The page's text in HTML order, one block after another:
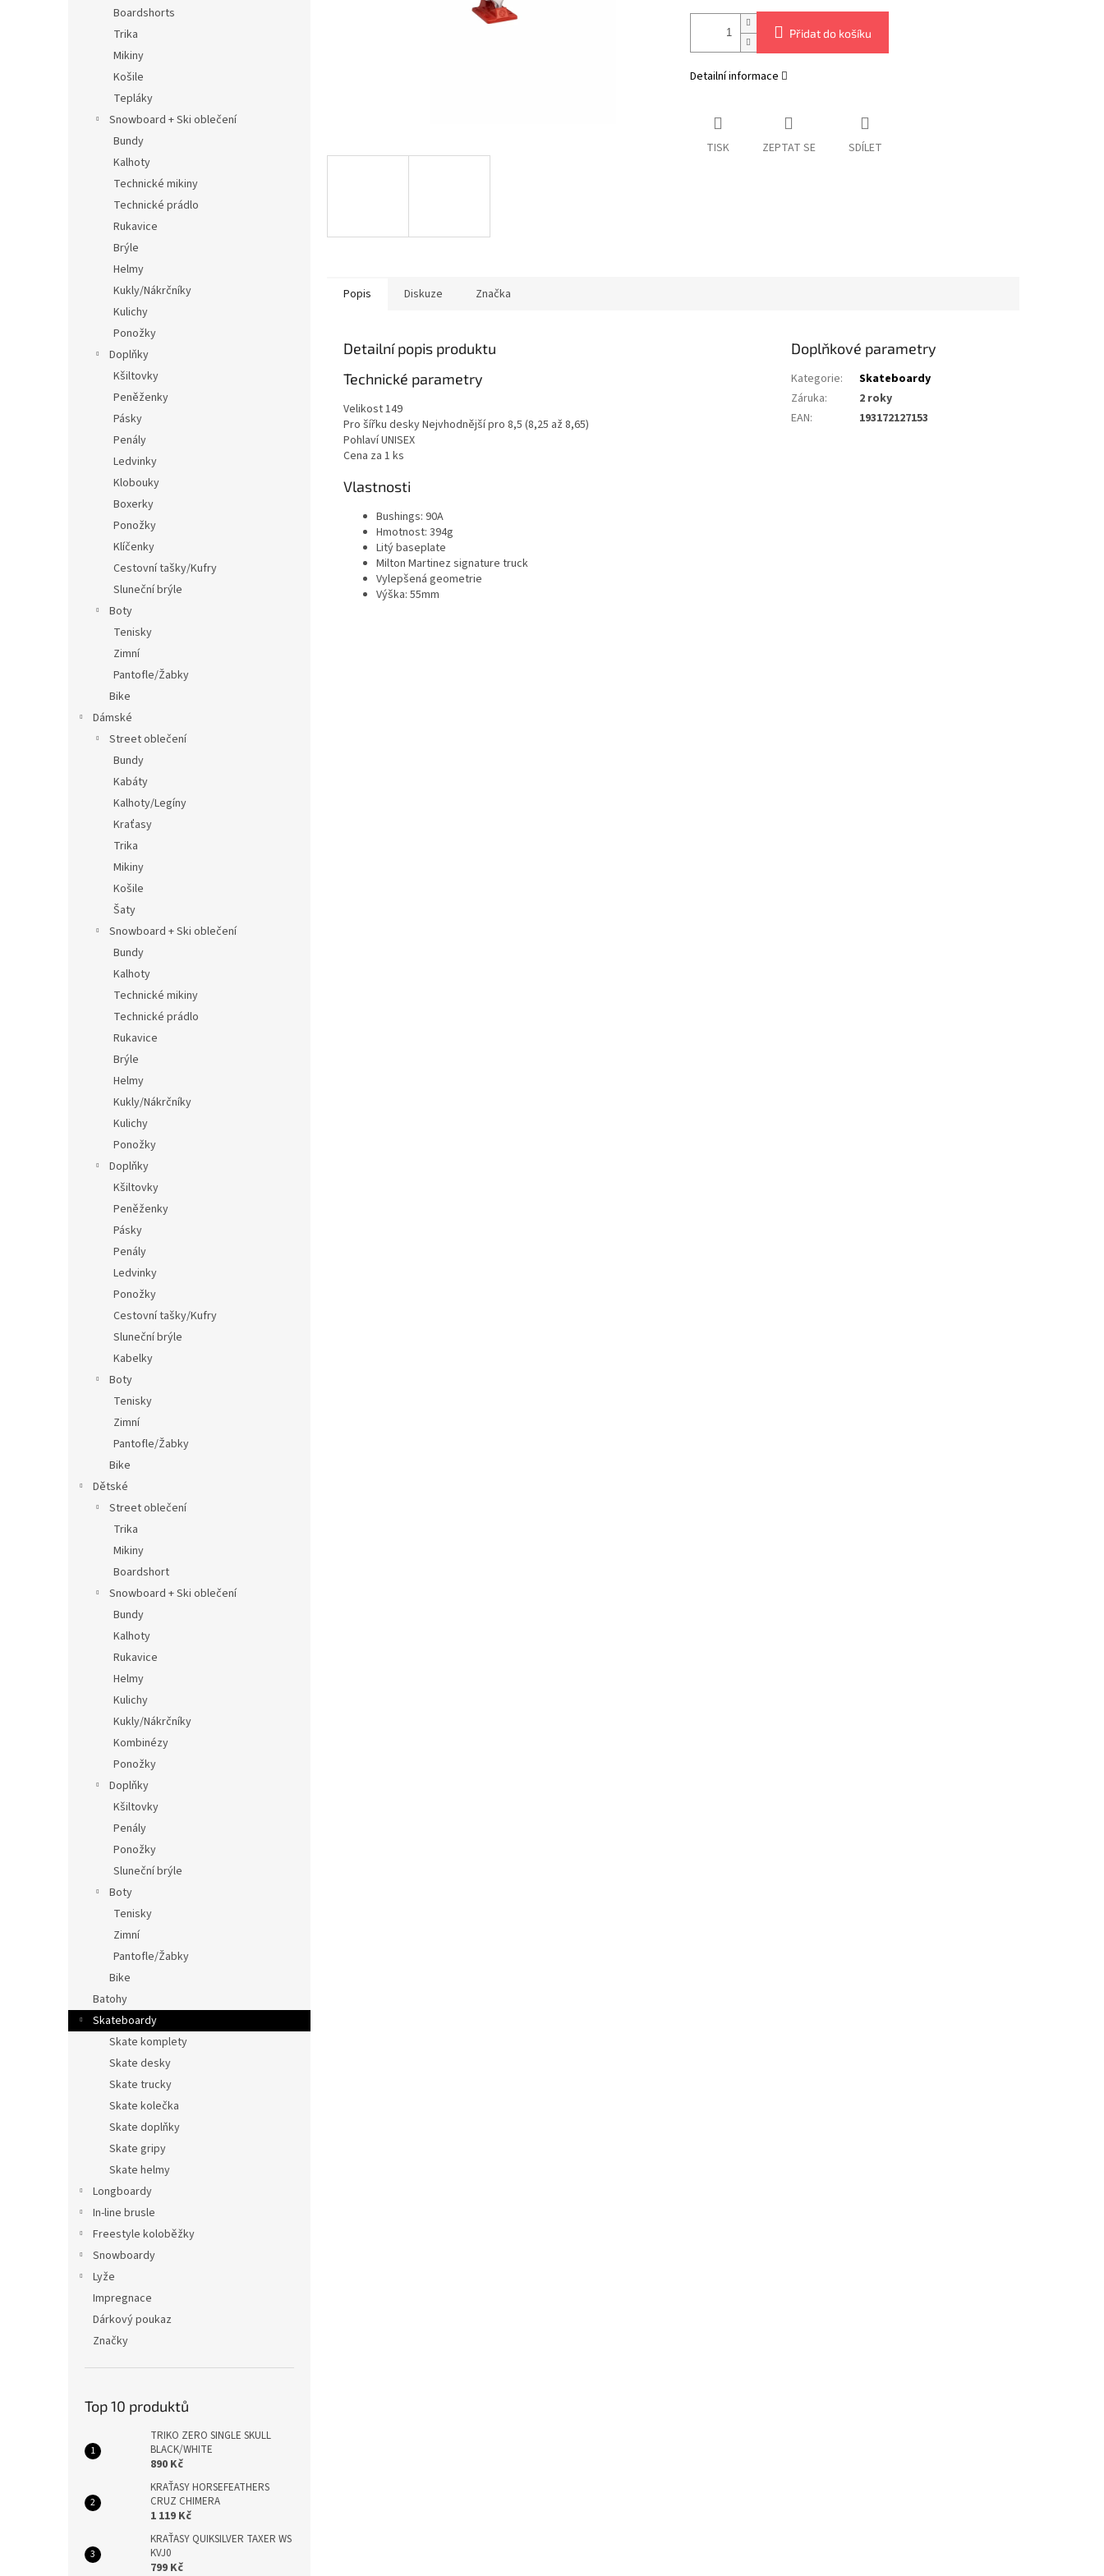
Boardshorts
Trika
Mikiny
Košile
Tepláky
Snowboard + Ski oblečení
Bundy
Kalhoty
Technické mikiny
Technické prádlo
Rukavice
Brýle
Helmy
Kukly/Nákrčníky
Kulichy
Ponožky
Doplňky
Kšiltovky
Peněženky
Pásky
Penály
Ledvinky
Klobouky
Boxerky
Ponožky
Klíčenky
Cestovní tašky/Kufry
Sluneční brýle
Boty
Tenisky
Zimní
Pantofle/Žabky
Bike
Dámské
Street oblečení
Bundy
Kabáty
Kalhoty/Legíny
Kraťasy
Trika
Mikiny
Košile
Šaty
Snowboard + Ski oblečení
Bundy
Kalhoty
Technické mikiny
Technické prádlo
Rukavice
Brýle
Helmy
Kukly/Nákrčníky
Kulichy
Ponožky
Doplňky
Kšiltovky
Peněženky
Pásky
Penály
Ledvinky
Ponožky
Cestovní tašky/Kufry
Sluneční brýle
Kabelky
Boty
Tenisky
Zimní
Pantofle/Žabky
Bike
Dětské
Street oblečení
Trika
Mikiny
Boardshort
Snowboard + Ski oblečení
Bundy
Kalhoty
Rukavice
Helmy
Kulichy
Kukly/Nákrčníky
Kombinézy
Ponožky
Doplňky
Kšiltovky
Penály
Ponožky
Sluneční brýle
Boty
Tenisky
Zimní
Pantofle/Žabky
Bike
Batohy
Skateboardy
Skate komplety
Skate desky
Skate trucky
Skate kolečka
Skate doplňky
Skate gripy
Skate helmy
Longboardy
In-line brusle
Freestyle koloběžky
Snowboardy
Lyže
Impregnace
Dárkový poukaz
Značky
Top 10 produktů
TRIKO ZERO SINGLE SKULL
BLACK/WHITE
890 Kč
KRAŤASY HORSEFEATHERS
CRUZ CHIMERA
1 119 Kč
KRAŤASY QUIKSILVER TAXER WS
KVJ0
799 Kč
Přidat do košíku
Detailní informace
TISK ZEPTAT SE SDÍLET
Popis Diskuze Značka
Detailní popis produktu
Technické parametry
Velikost 149
Pro šířku desky Nejvhodnější pro 8,5 (8,25 až 8,65)
Pohlaví UNISEX
Cena za 1 ks
Vlastnosti
Bushings: 90A
Hmotnost: 394g
Litý baseplate
Milton Martinez signature truck
Vylepšená geometrie
Výška: 55mm
Doplňkové parametry
Kategorie:
Skateboardy
Záruka:
2 roky
EAN: 193172127153